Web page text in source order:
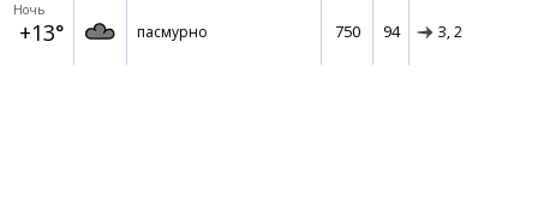
Ночь
+13° пасмурно 750 94 З, 2